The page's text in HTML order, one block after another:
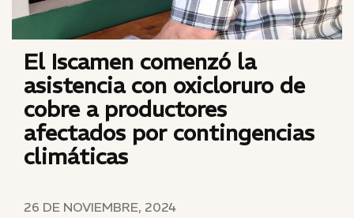
El Iscamen comenzó la
asistencia con oxicloruro de
cobre a productores
afectados por contingencias
climáticas
26 DE NOVIEMBRE, 2024